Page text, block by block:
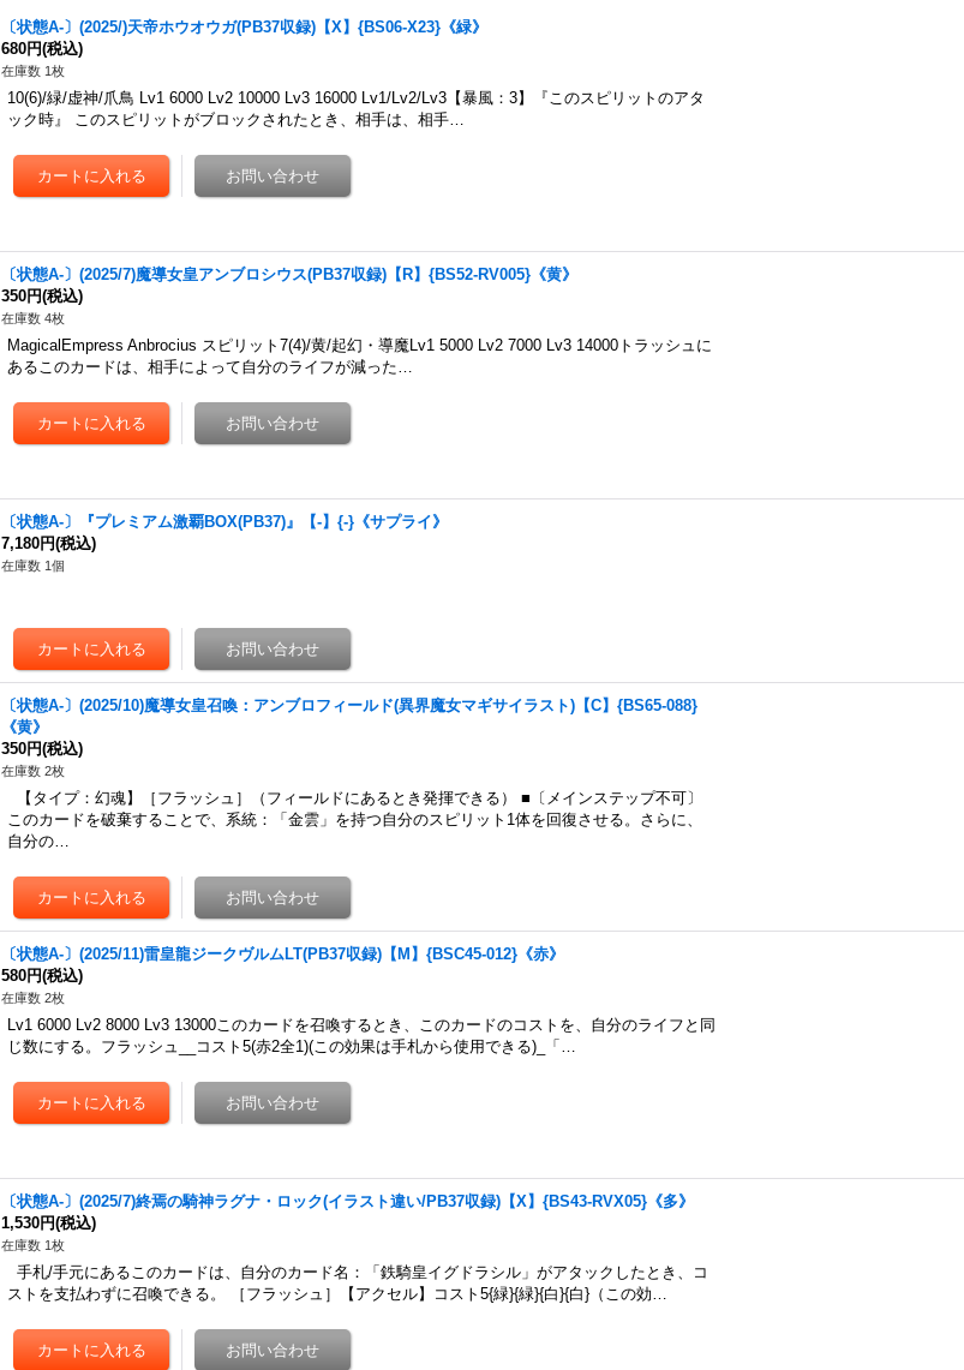
〔状態A-〕(2025/)天帝ホウオウガ(PB37収録)【X】{BS06-X23}《緑》
680円(税込)
在庫数 1枚
10(6)/緑/虚神/爪鳥 Lv1 6000 Lv2 10000 Lv3 16000 Lv1/Lv2/Lv3【暴風：3】『このスピリットのアタ
ック時』 このスピリットがブロックされたとき、相手は、相手…
〔状態A-〕(2025/7)魔導女皇アンブロシウス(PB37収録)【R】{BS52-RV005}《黄》
350円(税込)
在庫数 4枚
MagicalEmpress Anbrocius スピリット7(4)/黄/起幻・導魔Lv1 5000 Lv2 7000 Lv3 14000トラッシュに
あるこのカードは、相手によって自分のライフが減った…
〔状態A-〕『プレミアム激覇BOX(PB37)』【-】{-}《サプライ》
7,180円(税込)
在庫数 1個
〔状態A-〕(2025/10)魔導女皇召喚：アンブロフィールド(異界魔女マギサイラスト)【C】{BS65-088}
《黄》
350円(税込)
在庫数 2枚
【タイプ：幻魂】［フラッシュ］（フィールドにあるとき発揮できる） ■〔メインステップ不可〕
このカードを破棄することで、系統：「金雲」を持つ自分のスピリット1体を回復させる。さらに、
自分の…
〔状態A-〕(2025/11)雷皇龍ジークヴルムLT(PB37収録)【M】{BSC45-012}《赤》
580円(税込)
在庫数 2枚
Lv1 6000 Lv2 8000 Lv3 13000このカードを召喚するとき、このカードのコストを、自分のライフと同
じ数にする。フラッシュ__コスト5(赤2全1)(この効果は手札から使用できる)_「…
〔状態A-〕(2025/7)終焉の騎神ラグナ・ロック(イラスト違い/PB37収録)【X】{BS43-RVX05}《多》
1,530円(税込)
在庫数 1枚
手札/手元にあるこのカードは、自分のカード名：「鉄騎皇イグドラシル」がアタックしたとき、コ
ストを支払わずに召喚できる。 ［フラッシュ］【アクセル】コスト5{緑}{緑}{白}{白}（この効…